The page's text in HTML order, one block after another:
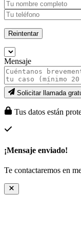
Reintentar
Mensaje
Solicitar llamada
Tus datos están
¡Mensaje enviado!
Te contactaremos en